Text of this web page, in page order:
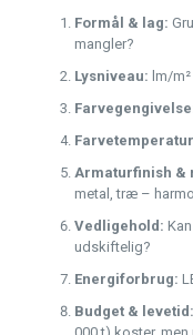
Formål & lag:
mangler?
Lysniveau: lm/
Armaturfinish &
metal, træ –
Vedligehold:
udskiftelig?
Energiforbrug:
Budget & levetid: